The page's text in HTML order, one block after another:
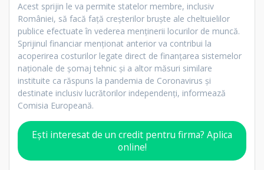
Acest sprijin le va permite statelor membre, inclusiv
României, să facă față creșterilor bruște ale cheltuielilor
publice efectuate în vederea menținerii locurilor de muncă.
Sprijinul financiar menționat anterior va contribui la
acoperirea costurilor legate direct de finanțarea sistemelor
naționale de șomaj tehnic și a altor măsuri similare
instituite ca răspuns la pandemia de Coronavirus și
destinate inclusiv lucrătorilor independenți, informează
Comisia Europeană.
Ești interesat de un credit pentru firma? Aplica
online!